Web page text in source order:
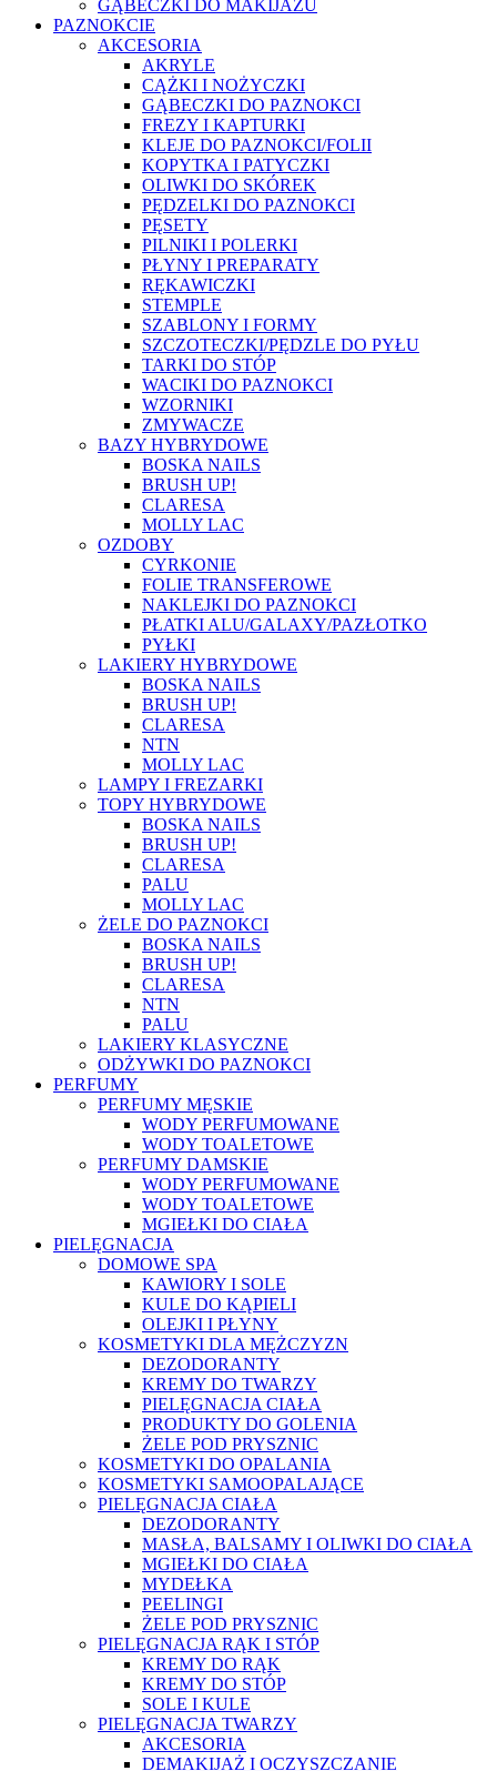
GĄBECZKI DO MAKIJAŻU
PAZNOKCIE
AKCESORIA
AKRYLE
CĄŻKI I NOŻYCZKI
GĄBECZKI DO PAZNOKCI
FREZY I KAPTURKI
KLEJE DO PAZNOKCI/FOLII
KOPYTKA I PATYCZKI
OLIWKI DO SKÓREK
PĘDZELKI DO PAZNOKCI
PĘSETY
PILNIKI I POLERKI
PŁYNY I PREPARATY
RĘKAWICZKI
STEMPLE
SZABLONY I FORMY
SZCZOTECZKI/PĘDZLE DO PYŁU
TARKI DO STÓP
WACIKI DO PAZNOKCI
WZORNIKI
ZMYWACZE
BAZY HYBRYDOWE
BOSKA NAILS
BRUSH UP!
CLARESA
MOLLY LAC
OZDOBY
CYRKONIE
FOLIE TRANSFEROWE
NAKLEJKI DO PAZNOKCI
PŁATKI ALU/GALAXY/PAZŁOTKO
PYŁKI
LAKIERY HYBRYDOWE
BOSKA NAILS
BRUSH UP!
CLARESA
NTN
MOLLY LAC
LAMPY I FREZARKI
TOPY HYBRYDOWE
BOSKA NAILS
BRUSH UP!
CLARESA
PALU
MOLLY LAC
ŻELE DO PAZNOKCI
BOSKA NAILS
BRUSH UP!
CLARESA
NTN
PALU
LAKIERY KLASYCZNE
ODŻYWKI DO PAZNOKCI
PERFUMY
PERFUMY MĘSKIE
WODY PERFUMOWANE
WODY TOALETOWE
PERFUMY DAMSKIE
WODY PERFUMOWANE
WODY TOALETOWE
MGIEŁKI DO CIAŁA
PIELĘGNACJA
DOMOWE SPA
KAWIORY I SOLE
KULE DO KĄPIELI
OLEJKI I PŁYNY
KOSMETYKI DLA MĘŻCZYZN
DEZODORANTY
KREMY DO TWARZY
PIELĘGNACJA CIAŁA
PRODUKTY DO GOLENIA
ŻELE POD PRYSZNIC
KOSMETYKI DO OPALANIA
KOSMETYKI SAMOOPALAJĄCE
PIELĘGNACJA CIAŁA
DEZODORANTY
MASŁA, BALSAMY I OLIWKI DO CIAŁA
MGIEŁKI DO CIAŁA
MYDEŁKA
PEELINGI
ŻELE POD PRYSZNIC
PIELĘGNACJA RĄK I STÓP
KREMY DO RĄK
KREMY DO STÓP
SOLE I KULE
PIELĘGNACJA TWARZY
AKCESORIA
DEMAKIJAŻ I OCZYSZCZANIE